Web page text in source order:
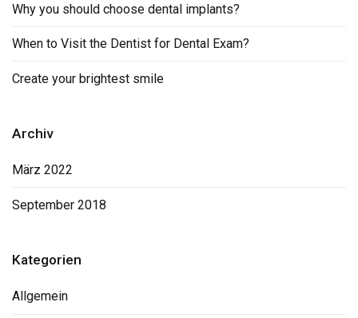
Why you should choose dental implants?
When to Visit the Dentist for Dental Exam?
Create your brightest smile
Archiv
März 2022
September 2018
Kategorien
Allgemein